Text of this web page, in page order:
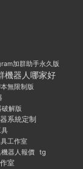
加群助手永久版
機器人哪家好
無限制版
解版
系統定制
工作室
器人報價 tg
室